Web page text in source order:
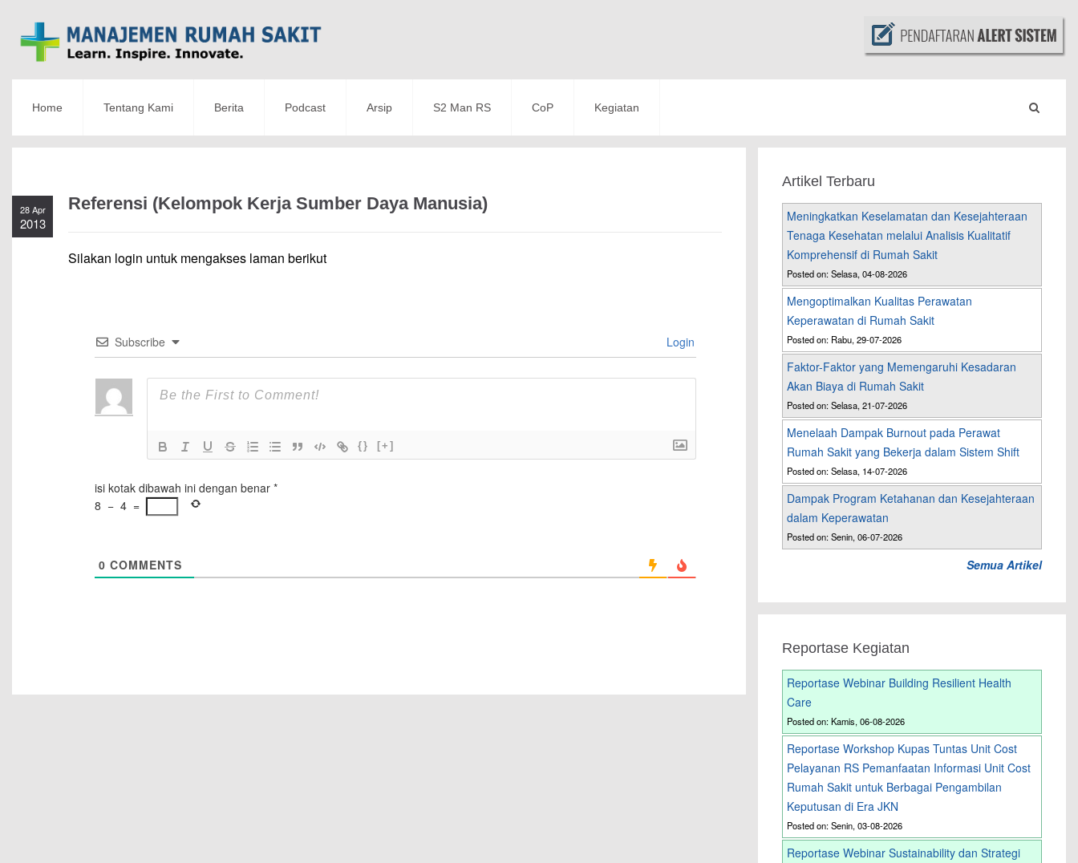
Home Tentang Kami Berita Podcast Arsip S2 Man RS CoP Kegiatan
28 Apr
2013
Referensi (Kelompok Kerja Sumber Daya Manusia)
Silakan login untuk mengakses laman berikut
Subscribe Login
{} [+]
isi kotak dibawah ini dengan benar*
8 − 4 =
0 COMMENTS
Artikel Terbaru
Meningkatkan Keselamatan dan Kesejahteraan
Tenaga Kesehatan melalui Analisis Kualitatif
Komprehensif di Rumah Sakit
Posted on: Selasa, 04-08-2026
Mengoptimalkan Kualitas Perawatan
Keperawatan di Rumah Sakit
Posted on: Rabu, 29-07-2026
Faktor-Faktor yang Memengaruhi Kesadaran
Akan Biaya di Rumah Sakit
Posted on: Selasa, 21-07-2026
Menelaah Dampak Burnout pada Perawat
Rumah Sakit yang Bekerja dalam Sistem Shift
Posted on: Selasa, 14-07-2026
Dampak Program Ketahanan dan Kesejahteraan
dalam Keperawatan
Posted on: Senin, 06-07-2026
Semua Artikel
Reportase Kegiatan
Reportase Webinar Building Resilient Health
Care
Posted on: Kamis, 06-08-2026
Reportase Workshop Kupas Tuntas Unit Cost
Pelayanan RS Pemanfaatan Informasi Unit Cost
Rumah Sakit untuk Berbagai Pengambilan
Keputusan di Era JKN
Posted on: Senin, 03-08-2026
Reportase Webinar Sustainability dan Strategi